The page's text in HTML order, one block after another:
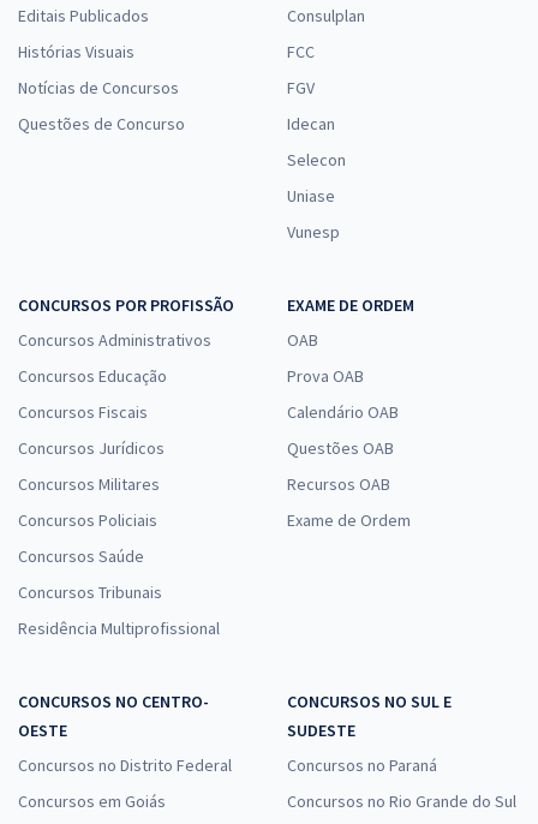
Editais Publicados
Histórias Visuais
Notícias de Concursos
Questões de Concurso
Consulplan
FCC
FGV
Idecan
Selecon
Uniase
Vunesp
CONCURSOS POR PROFISSÃO
Concursos Administrativos
Concursos Educação
Concursos Fiscais
Concursos Jurídicos
Concursos Militares
Concursos Policiais
Concursos Saúde
Concursos Tribunais
Residência Multiprofissional
EXAME DE ORDEM
OAB
Prova OAB
Calendário OAB
Questões OAB
Recursos OAB
Exame de Ordem
CONCURSOS NO CENTRO-
OESTE
Concursos no Distrito Federal
Concursos em Goiás
CONCURSOS NO SUL E
SUDESTE
Concursos no Paraná
Concursos no Rio Grande do Sul